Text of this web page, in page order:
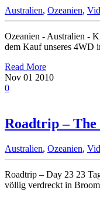
Australien, Ozeanien,
Ozeanien - Australien -
dem Kauf unseres 4WD
Read More
Nov 01 2010
0
Roadtrip – The
Australien, Ozeanien,
Roadtrip – Day 23 23
völlig verdreckt in